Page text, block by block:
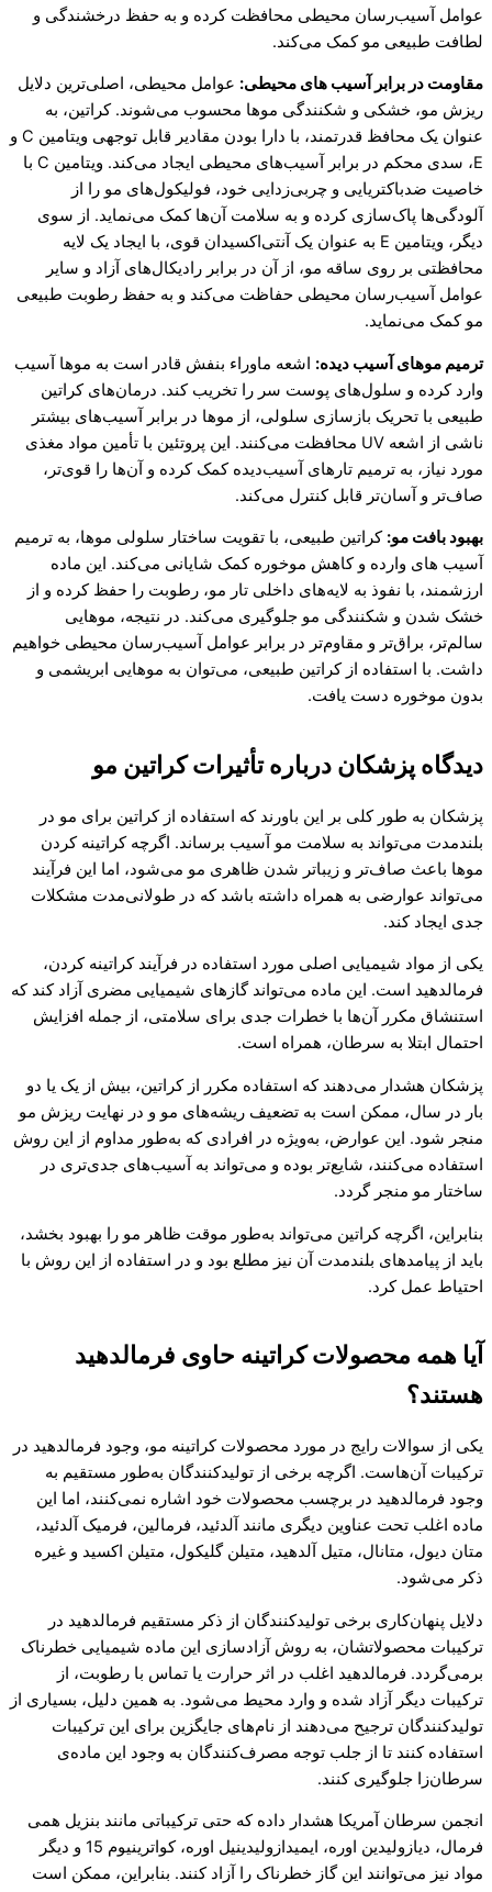
عوامل آسیب‌رسان محیطی محافظت کرده و به حفظ درخشندگی و
لطافت طبیعی مو کمک می‌کند.
مقاومت در برابر آسیب های محیطی:عوامل محیطی، اصلی‌ترین دلایل
ریزش مو، خشکی و شکنندگی موها محسوب می‌شوند. کراتین، به
عنوان یک محافظ قدرتمند، با دارا بودن مقادیر قابل توجهی ویتامین C و
E، سدی محکم در برابر آسیب‌های محیطی ایجاد می‌کند. ویتامین C با
خاصیت ضدباکتریایی و چربی‌زدایی خود، فولیکول‌های مو را از
آلودگی‌ها پاک‌سازی کرده و به سلامت آن‌ها کمک می‌نماید. از سوی
دیگر، ویتامین E به عنوان یک آنتی‌اکسیدان قوی، با ایجاد یک لایه
محافظتی بر روی ساقه مو، از آن در برابر رادیکال‌های آزاد و سایر
عوامل آسیب‌رسان محیطی حفاظت می‌کند و به حفظ رطوبت طبیعی
مو کمک می‌نماید.
ترمیم موهای آسیب دیده:اشعه ماوراء بنفش قادر است به موها آسیب
وارد کرده و سلول‌های پوست سر را تخریب کند. درمان‌های کراتین
طبیعی با تحریک بازسازی سلولی، از موها در برابر آسیب‌های بیشتر
ناشی از اشعه UV محافظت می‌کنند. این پروتئین با تأمین مواد مغذی
مورد نیاز، به ترمیم تارهای آسیب‌دیده کمک کرده و آن‌ها را قوی‌تر،
صاف‌تر و آسان‌تر قابل کنترل می‌کند.
بهبود بافت مو:کراتین طبیعی، با تقویت ساختار سلولی موها، به ترمیم
آسیب های وارده و کاهش موخوره کمک شایانی می‌کند. این ماده
ارزشمند، با نفوذ به لایه‌های داخلی تار مو، رطوبت را حفظ کرده و از
خشک شدن و شکنندگی مو جلوگیری می‌کند. در نتیجه، موهایی
سالم‌تر، براق‌تر و مقاوم‌تر در برابر عوامل آسیب‌رسان محیطی خواهیم
داشت. با استفاده از کراتین طبیعی، می‌توان به موهایی ابریشمی و
بدون موخوره دست یافت.
دیدگاه پزشکان درباره تأثیرات کراتین مو
پزشکان به طور کلی بر این باورند که استفاده از کراتین برای مو در
بلندمدت می‌تواند به سلامت مو آسیب برساند. اگرچه کراتینه کردن
موها باعث صاف‌تر و زیباتر شدن ظاهری مو می‌شود، اما این فرآیند
می‌تواند عوارضی به همراه داشته باشد که در طولانی‌مدت مشکلات
جدی ایجاد کند.
یکی از مواد شیمیایی اصلی مورد استفاده در فرآیند کراتینه کردن،
فرمالدهید است. این ماده می‌تواند گازهای شیمیایی مضری آزاد کند که
استنشاق مکرر آن‌ها با خطرات جدی برای سلامتی، از جمله افزایش
احتمال ابتلا به سرطان، همراه است.
پزشکان هشدار می‌دهند که استفاده مکرر از کراتین، بیش از یک یا دو
بار در سال، ممکن است به تضعیف ریشه‌های مو و در نهایت ریزش مو
منجر شود. این عوارض، به‌ویژه در افرادی که به‌طور مداوم از این روش
استفاده می‌کنند، شایع‌تر بوده و می‌تواند به آسیب‌های جدی‌تری در
ساختار مو منجر گردد.
بنابراین، اگرچه کراتین می‌تواند به‌طور موقت ظاهر مو را بهبود بخشد،
باید از پیامدهای بلندمدت آن نیز مطلع بود و در استفاده از این روش با
احتیاط عمل کرد.
آیا همه محصولات کراتینه حاوی فرمالدهید
هستند؟
یکی از سوالات رایج در مورد محصولات کراتینه مو، وجود فرمالدهید در
ترکیبات آن‌هاست. اگرچه برخی از تولیدکنندگان به‌طور مستقیم به
وجود فرمالدهید در برچسب محصولات خود اشاره نمی‌کنند، اما این
ماده اغلب تحت عناوین دیگری مانند آلدئید، فرمالین، فرمیک آلدئید،
متان دیول، متانال، متیل آلدهید، متیلن گلیکول، متیلن اکسید و غیره
ذکر می‌شود.
دلایل پنهان‌کاری برخی تولیدکنندگان از ذکر مستقیم فرمالدهید در
ترکیبات محصولاتشان، به روش آزادسازی این ماده شیمیایی خطرناک
برمی‌گردد. فرمالدهید اغلب در اثر حرارت یا تماس با رطوبت، از
ترکیبات دیگر آزاد شده و وارد محیط می‌شود. به همین دلیل، بسیاری از
تولیدکنندگان ترجیح می‌دهند از نام‌های جایگزین برای این ترکیبات
استفاده کنند تا از جلب توجه مصرف‌کنندگان به وجود این ماده‌ی
سرطان‌زا جلوگیری کنند.
انجمن سرطان آمریکا هشدار داده که حتی ترکیباتی مانند بنزیل همی
فرمال، دیازولیدین اوره، ایمیدازولیدینیل اوره، کواترینیوم 15 و دیگر
مواد نیز می‌توانند این گاز خطرناک را آزاد کنند. بنابراین، ممکن است